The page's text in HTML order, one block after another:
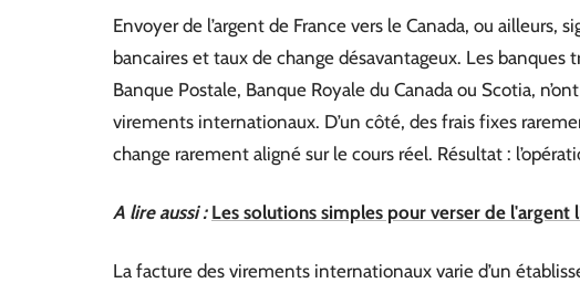
Envoyer de l’argent de France vers le Canada, ou ailleurs,
bancaires et taux de change désavantageux. Les banques
Banque Postale, Banque Royale du Canada ou Scotia,
virements internationaux. D’un côté, des frais fixes
change rarement aligné sur le cours réel. Résultat :
A lire aussi : Les solutions simples pour verser de l'argent
La facture des virements internationaux varie d’un